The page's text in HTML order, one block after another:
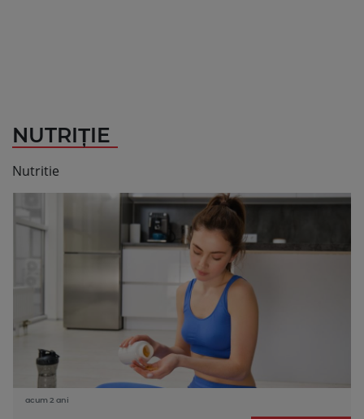
NUTRIȚIE
Nutritie
acum 2 ani